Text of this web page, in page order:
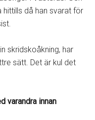
hittills då han svarat för
skridskoåkning, har
sätt. Det är kul det
varandra innan